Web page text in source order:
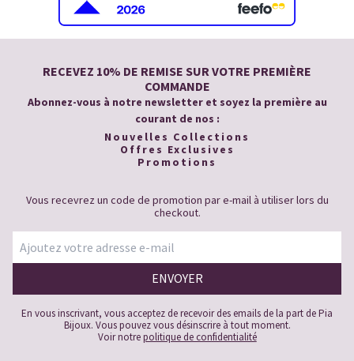
RECEVEZ 10% DE REMISE SUR VOTRE PREMIÈRE
COMMANDE
Abonnez-vous à notre newsletter et soyez la première au
courant de nos :
Nouvelles Collections
Offres Exclusives
Promotions
Vous recevrez un code de promotion par e-mail à utiliser lors du
checkout.
En vous inscrivant, vous acceptez de recevoir des emails de la part de Pia
Bijoux. Vous pouvez vous désinscrire à tout moment.
Voir notrepolitique de confidentialité